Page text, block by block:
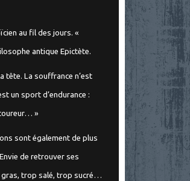
au fil des jours. «
antique Epictète.
tête. La souffrance n’est
un sport d’endurance :
»
sont également de plus
de retrouver ses
gras, trop salé, trop sucré…